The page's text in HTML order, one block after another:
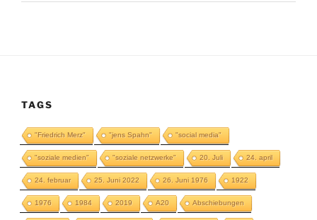
TAGS
"Friedrich Merz" "jens Spahn" "social media"
"soziale medien" "soziale netzwerke" 20. Juli 24. april
24. februar 25. Juni 2022 26. Juni 1976 1922
1976 1984 2019 A20 Abschiebungen